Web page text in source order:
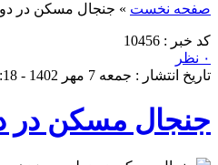
صفحه نخست » جنجال مسکن در
کد خبر : 10456
۰ نظر
تاریخ انتشار : جمعه 7 مهر 1402 - 19:18
جنجال مسکن در